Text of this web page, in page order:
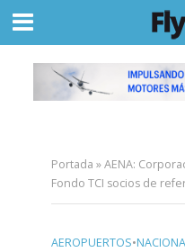
Portada »AENA:
Fondo TCI socios de
AEROPUERTOS•